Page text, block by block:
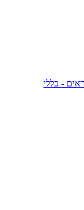
- כללי